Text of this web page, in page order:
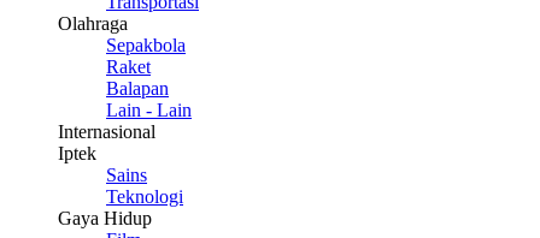
Olahraga
Sepakbola
Raket
Balapan
Lain - Lain
Internasional
Iptek
Sains
Teknologi
Gaya Hidup